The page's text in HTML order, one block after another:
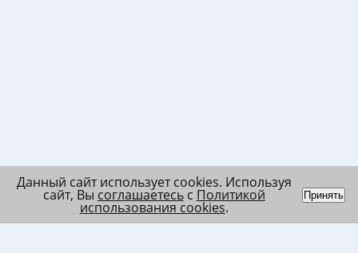
Данный сайт использует cookies. Используя
сайт, Вы соглашаетесьс Политикой
использования cookies.
Принять